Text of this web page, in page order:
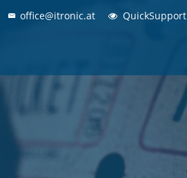
office@itronic.at
office@itronic.at QuickSupport
QuickSupport